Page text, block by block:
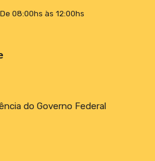
08:00hs às 12:00hs
do Governo Federal